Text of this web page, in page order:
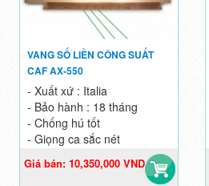
VANG SỐ LIỀN CÔNG SUẤT
CAF AX-550
- Xuất xứ : Italia
- Bảo hành : 18 tháng
- Chống hú tốt
- Giọng ca sắc nét
Giá gốc: 11,500,000 VND
Giá bán: 10,350,000 VND